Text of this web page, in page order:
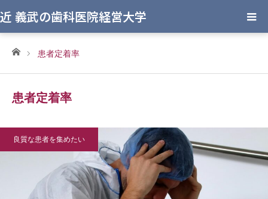
近 義武の歯科医院経営大学
ホーム患者定着率
患者定着率
良質な患者を集めたい